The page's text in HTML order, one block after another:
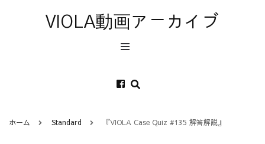
VIOLA動画アーカイブ
ホーム Standard 『VIOLA Case Quiz #135 解答解説』